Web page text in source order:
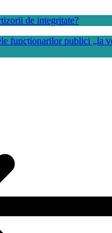
de integritate?
funcționarilor publici „la